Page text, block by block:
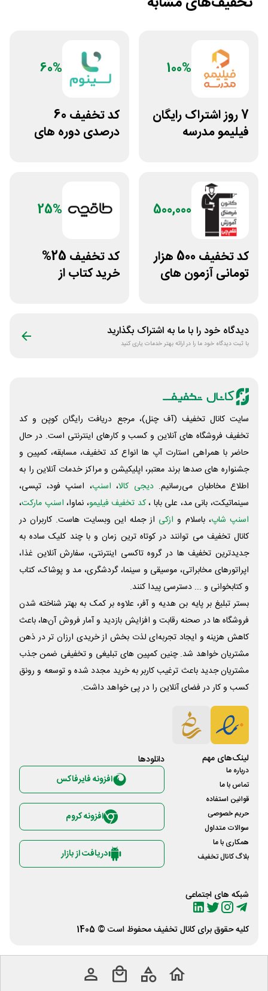
100%
7 روز اشتراک رایگان
فیلیمو مدرسه
60%
کد تخفیف 60
درصدی دوره های
500,000
کد تخفیف 500 هزار
تومانی آزمون های
25%
کد تخفیف 25%
خرید کتاب از
دیدگاه خود را با ما به اشتراک بگذارید
با ثبت دیدگاه خود ما را در ارائه بهتر خدمات یاری کنید
سایت کانال تخفیف (آف چنل)، مرجع دریافت رایگان کوپن و کد
تخفیف فروشگاه های آنلاین و کسب و‌ کارهای اینترنتی است. در حال
حاضر با همراهی استارت آپ ها انواع کد تخفیف، مسابقه، کمپین و
جشنواره های صدها برند معتبر، اپلیکیشن و مراکز خدمات آنلاین را به
اطلاع مخاطبان می‌رسانیم. دیجی کالا، اسنپ، اسنپ فود، تپسی،
سینماتیکت، بانی مد، علی‌ بابا ،کد تخفیف فیلیمو، نماوا، اسنپ مارکت،
اسنپ شاپ، باسلام و ازکی از جمله این وبسایت ‌هاست. کاربران در
کانال تخفیف می توانند در کوتاه ترین زمان و با چند کلیک ساده به
جدیدترین تخفیف ها در گروه تاکسی اینترنتی، سفارش آنلاین غذا،
اپراتورهای مخابراتی، موسیقی و سینما، گردشگری، مد و پوشاک، کتاب
و کتابخوانی و ... دسترسی پیدا کنند.
بستر تبلیغ بر پایه بن هدیه و آفر، علاوه بر کمک به بهتر شناخته شدن
فروشگاه ها در صحنه رقابت و افزایش بازدید و آمار فروش آن‌ها، باعث
کاهش هزینه و ایجاد تجربه‌ای لذت بخش از خریدی ارزان تر در ذهن
مشتریان خواهد شد. چنین کمپین های تبلیغی و تخفیفی ضمن جذب
مشتریان جدید باعث ترغیب کاربر به خرید مجدد شده و توسعه و رونق
کسب و کار در فضای آنلاین را در پی خواهد داشت.
لینک‌های مهم
درباره ما
تماس با ما
قوانین استفاده
حریم خصوصی
سوالات متداول
همکاری با ما
بلاگ کانال تخفیف
شبکه های اجتماعی
دانلود‌ها
افزونه فایرفاکس
افزونه کروم
دریافت از بازار
کلیه حقوق برای کانال تخفیفمحفوظ است © 1405